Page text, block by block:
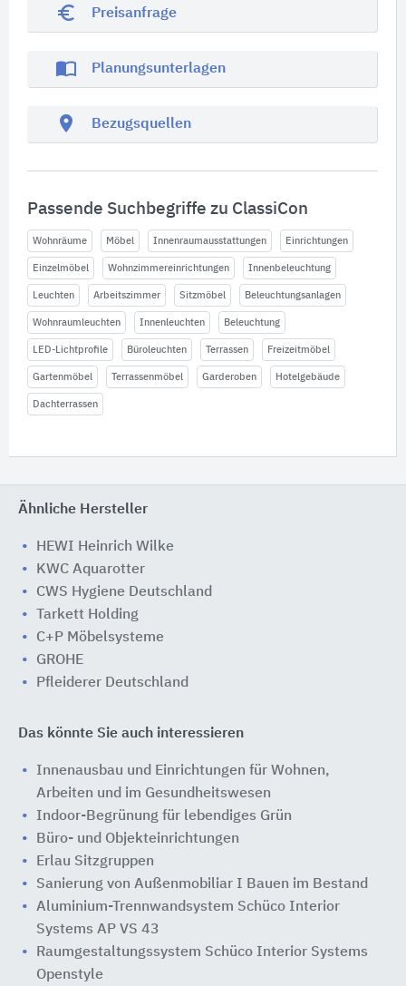
euro_symbol Preisanfrage
import_contacts Planungsunterlagen
location_on Bezugsquellen
Passende Suchbegriffe zu ClassiCon
Wohnräume Möbel Innenraumausstattungen Einrichtungen
Einzelmöbel Wohnzimmereinrichtungen Innenbeleuchtung
Leuchten Arbeitszimmer Sitzmöbel Beleuchtungsanlagen
Wohnraumleuchten Innenleuchten Beleuchtung
LED-Lichtprofile Büroleuchten Terrassen Freizeitmöbel
Gartenmöbel Terrassenmöbel Garderoben Hotelgebäude
Dachterrassen
Ähnliche Hersteller
HEWI Heinrich Wilke
KWC Aquarotter
CWS Hygiene Deutschland
Tarkett Holding
C+P Möbelsysteme
GROHE
Pfleiderer Deutschland
Das könnte Sie auch interessieren
Innenausbau und Einrichtungen für Wohnen,
Arbeiten und im Gesundheitswesen
Indoor-Begrünung für lebendiges Grün
Büro- und Objekteinrichtungen
Erlau Sitzgruppen
Sanierung von Außenmobiliar I Bauen im Bestand
Aluminium-Trennwandsystem Schüco Interior
Systems AP VS 43
Raumgestaltungssystem Schüco Interior Systems
Openstyle